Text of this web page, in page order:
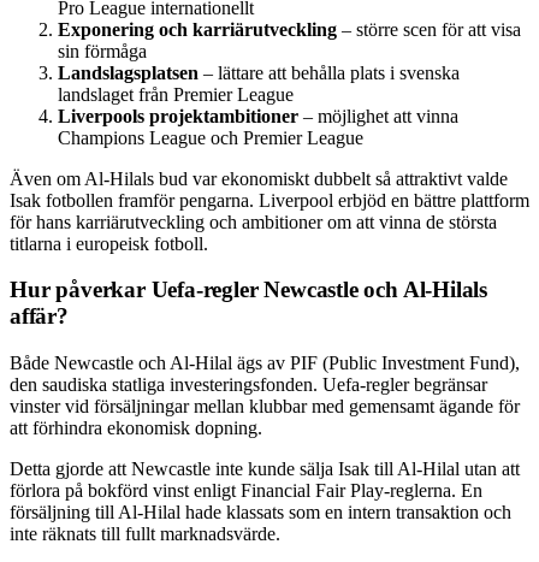
Pro League internationellt
Exponering och karriärutveckling – större scen för att visa
sin förmåga
Landslagsplatsen – lättare att behålla plats i svenska
landslaget från Premier League
Liverpools projektambitioner – möjlighet att vinna
Champions League och Premier League
Även om Al-Hilals bud var ekonomiskt dubbelt så attraktivt valde
Isak fotbollen framför pengarna. Liverpool erbjöd en bättre plattform
för hans karriärutveckling och ambitioner om att vinna de största
titlarna i europeisk fotboll.
Hur påverkar Uefa-regler Newcastle och Al-Hilals
affär?
Både Newcastle och Al-Hilal ägs av PIF (Public Investment Fund),
den saudiska statliga investeringsfonden. Uefa-regler begränsar
vinster vid försäljningar mellan klubbar med gemensamt ägande för
att förhindra ekonomisk dopning.
Detta gjorde att Newcastle inte kunde sälja Isak till Al-Hilal utan att
förlora på bokförd vinst enligt Financial Fair Play-reglerna. En
försäljning till Al-Hilal hade klassats som en intern transaktion och
inte räknats till fullt marknadsvärde.